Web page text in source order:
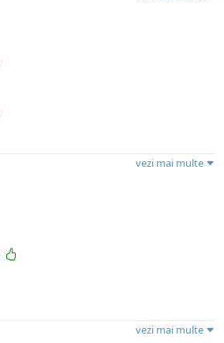
vezi mai multe
vezi mai multe